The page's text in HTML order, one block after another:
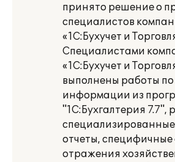
принято решение о
специалистов
«1С:Бухучет и
Специалистами
«1С:Бухучет и
выполнены работы
информации из
"1С:Бухгалтерия 7.7",
отчеты, специфичные
отражения